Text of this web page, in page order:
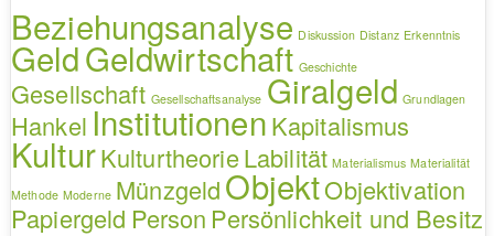
Beziehungsanalyse Diskussion Distanz Erkenntnis
GeldGeldwirtschaft Geschichte
Gesellschaft Gesellschaftsanalyse Giralgeld Grundlagen
Hankel InstitutionenKapitalismus
KulturKulturtheorieLabilität Materialismus Materialität
Methode Moderne MünzgeldObjektObjektivation
Papiergeld Person Persönlichkeit und Besitz